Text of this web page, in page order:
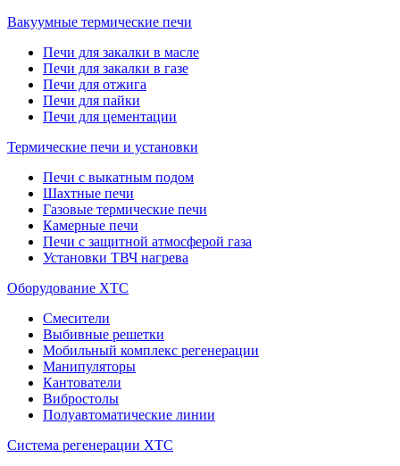
Вакуумные термические печи
Печи для закалки в масле
Печи для закалки в газе
Печи для отжига
Печи для пайки
Печи для цементации
Термические печи и установки
Печи с выкатным подом
Шахтные печи
Газовые термические печи
Камерные печи
Печи с защитной атмосферой газа
Установки ТВЧ нагрева
Оборудование ХТС
Смесители
Выбивные решетки
Мобильный комплекс регенерации
Манипуляторы
Кантователи
Вибростолы
Полуавтоматические линии
Система регенерации ХТС